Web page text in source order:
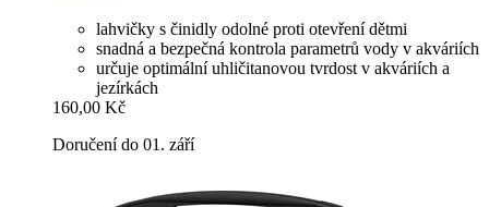
lahvičky s činidly odolné proti otevření dětmi
snadná a bezpečná kontrola parametrů vody v akváriích
určuje optimální uhličitanovou tvrdost v akváriích a
jezírkách
160,00 Kč
Doručení do 01. září